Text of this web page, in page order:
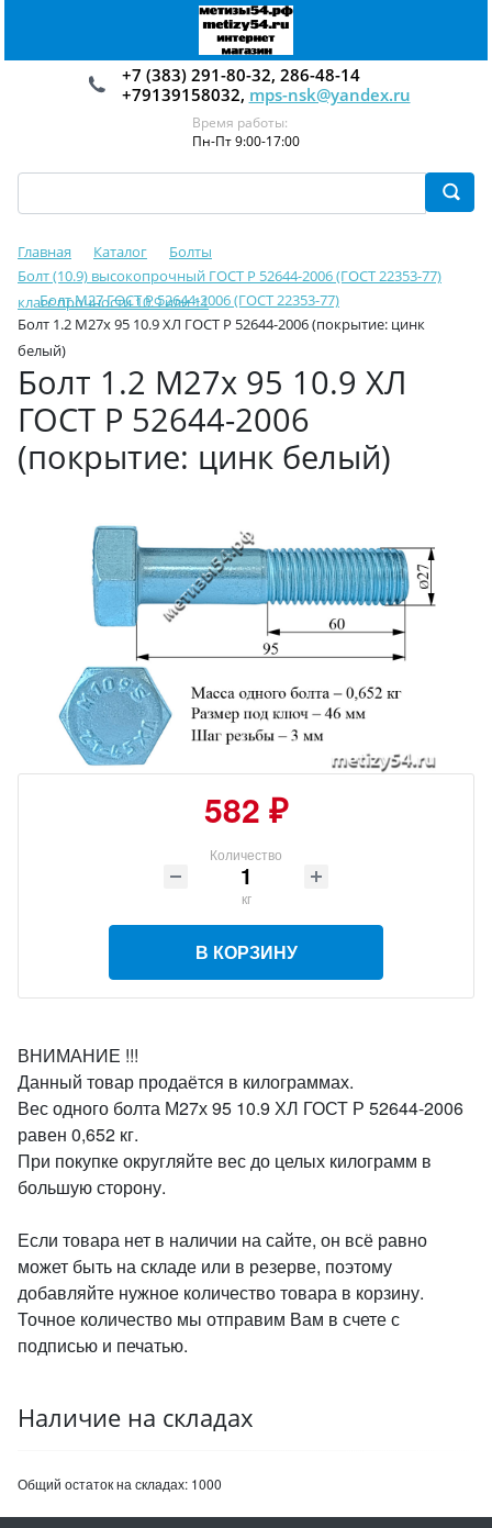
+7 (383) 291-80-32, 286-48-14
+79139158032, mps-nsk@yandex.ru
Время работы:
Пн-Пт 9:00-17:00
Главная Каталог
Болты
Болт (10.9) высокопрочный ГОСТ Р 52644-2006 (ГОСТ 22353-77)
класс прочности 10.9 или 11
Болт М27 ГОСТ Р 52644-2006 (ГОСТ 22353-77)
Болт 1.2 М27х 95 10.9 ХЛ ГОСТ Р 52644-2006 (покрытие: цинк
белый)
Болт 1.2 М27х 95 10.9 ХЛ
ГОСТ Р 52644-2006
(покрытие: цинк белый)
582 ₽
Количество
кг
В КОРЗИНУ
ВНИМАНИЕ !!!
Данный товар продаётся в килограммах.
Вес одного болта М27х 95 10.9 ХЛ ГОСТ Р 52644-2006
равен 0,652 кг.
При покупке округляйте вес до целых килограмм в
большую сторону.
Если товара нет в наличии на сайте, он всё равно
может быть на складе или в резерве, поэтому
добавляйте нужное количество товара в корзину.
Точное количество мы отправим Вам в счете с
подписью и печатью.
Наличие на складах
Общий остаток на складах: 1000